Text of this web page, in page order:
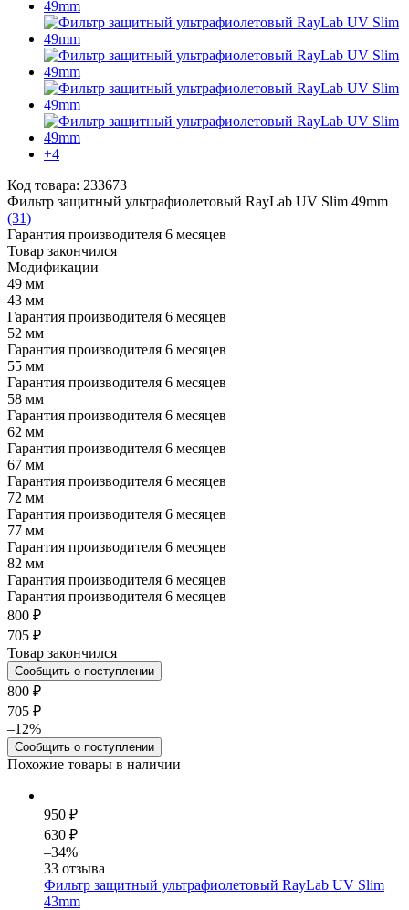
+4
Код товара: 233673
Фильтр защитный ультрафиолетовый RayLab UV Slim 49mm
(31)
Гарантия производителя 6 месяцев
Товар закончился
Модификации
49 мм
43 мм
Гарантия производителя 6 месяцев
52 мм
Гарантия производителя 6 месяцев
55 мм
Гарантия производителя 6 месяцев
58 мм
Гарантия производителя 6 месяцев
62 мм
Гарантия производителя 6 месяцев
67 мм
Гарантия производителя 6 месяцев
72 мм
Гарантия производителя 6 месяцев
77 мм
Гарантия производителя 6 месяцев
82 мм
Гарантия производителя 6 месяцев
Гарантия производителя 6 месяцев
800 ₽
705 ₽
Товар закончился
Сообщить о поступлении
800 ₽
705 ₽
–12%
Сообщить о поступлении
Похожие товары в наличии
950 ₽
630 ₽
–34%
33 отзыва
Фильтр защитный ультрафиолетовый RayLab UV Slim
43mm